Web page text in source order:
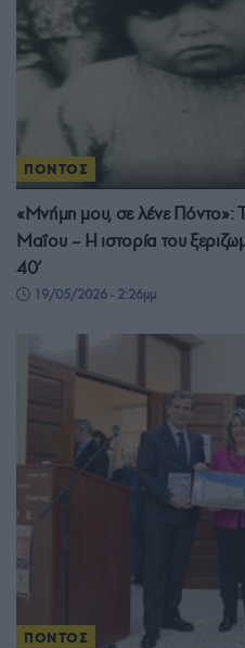
ΠΟΝΤΟΣ
«Μνήμη μου, σε λένε Πόντο»:
Μαΐου – Η ιστορία του
40’
19/05/2026 - 2:26μμ
ΠΟΝΤΟΣ